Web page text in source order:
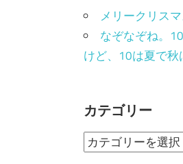
メリークリス
なぞなぞね。
けど、10は夏で秋
カテゴリー
カ